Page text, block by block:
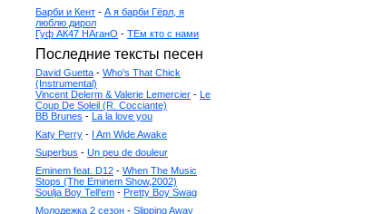
Барби и Кент - А я барби Гёрл, я
люблю дирол
Гуф АК47 НАганО - ТЕм кто с нами
Последние тексты песен
David Guetta - Who's That Chick
(Instrumental)
Vincent Delerm & Valerie Lemercier - Le
Coup De Soleil (R. Cocciante)
BB Brunes - La la love you
Katy Perry - I Am Wide Awake
Superbus - Un peu de douleur
Eminem feat. D12 - When The Music
Stops (The Eminem Show,2002)
Soulja Boy Tell'em - Pretty Boy Swag
Молодежка 2 сезон - Slipping Away